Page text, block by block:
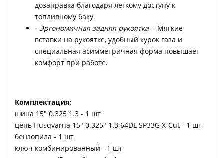
дозаправка благодаря легкому доступу к
топливному баку.
- Эргономичная задняя рукоятка - Мягкие
вставки на рукоятке, удобный курок газа и
специальная асимметричная форма повышает
комфорт при работе.
Комплектация:
шина 15" 0.325 1.3 - 1 шт
цепь Husqvarna 15" 0.325" 1.3 64DL SP33G X-Cut - 1 шт
бензопила - 1 шт
ключ комбинированный - 1 шт